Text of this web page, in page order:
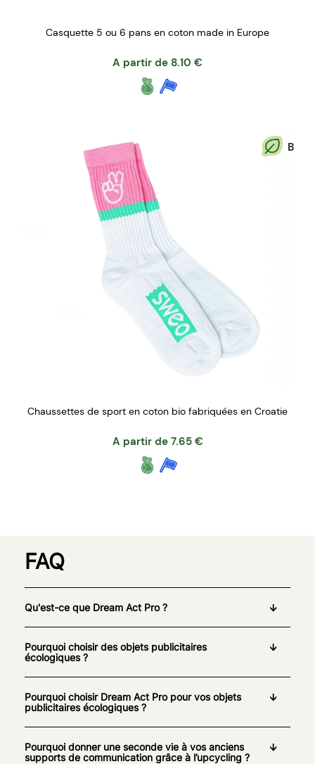
Casquette 5 ou 6 pans en coton made in Europe
A partir de 8.10 €
B
Chaussettes de sport en coton bio fabriquées en Croatie
A partir de 7.65 €
FAQ
Qu'est-ce que Dream Act Pro ?
Pourquoi choisir des objets publicitaires
écologiques ?
Pourquoi choisir Dream Act Pro pour vos objets
publicitaires écologiques ?
Pourquoi donner une seconde vie à vos anciens
supports de communication grâce à l’upcycling ?